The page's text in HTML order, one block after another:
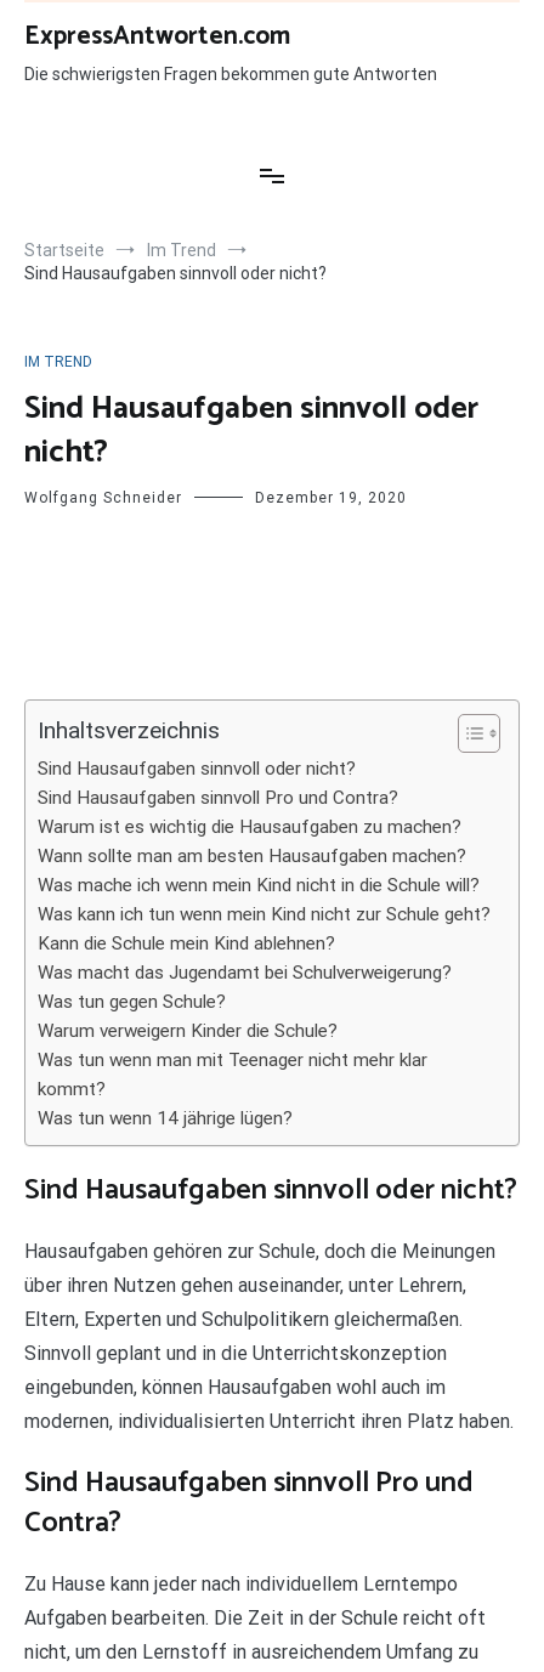
Zum
Inhalt
springen
ExpressAntworten.com
Die schwierigsten Fragen bekommen gute Antworten
Startseite
Im Trend
Sind Hausaufgaben sinnvoll oder nicht?
IM TREND
Sind Hausaufgaben sinnvoll oder
nicht?
Wolfgang Schneider Dezember 19, 2020
Inhaltsverzeichnis
Sind Hausaufgaben sinnvoll oder nicht?
Sind Hausaufgaben sinnvoll Pro und Contra?
Warum ist es wichtig die Hausaufgaben zu machen?
Wann sollte man am besten Hausaufgaben machen?
Was mache ich wenn mein Kind nicht in die Schule will?
Was kann ich tun wenn mein Kind nicht zur Schule geht?
Kann die Schule mein Kind ablehnen?
Was macht das Jugendamt bei Schulverweigerung?
Was tun gegen Schule?
Warum verweigern Kinder die Schule?
Was tun wenn man mit Teenager nicht mehr klar
kommt?
Was tun wenn 14 jährige lügen?
Sind Hausaufgaben sinnvoll oder nicht?
Hausaufgaben gehören zur Schule, doch die Meinungen
über ihren Nutzen gehen auseinander, unter Lehrern,
Eltern, Experten und Schulpolitikern gleichermaßen.
Sinnvoll geplant und in die Unterrichtskonzeption
eingebunden, können Hausaufgaben wohl auch im
modernen, individualisierten Unterricht ihren Platz haben.
Sind Hausaufgaben sinnvoll Pro und
Contra?
Zu Hause kann jeder nach individuellem Lerntempo
Aufgaben bearbeiten. Die Zeit in der Schule reicht oft
nicht, um den Lernstoff in ausreichendem Umfang zu